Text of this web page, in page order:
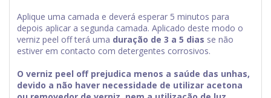
Aplique uma camada e deverá esperar 5 minutos para
depois aplicar a segunda camada. Aplicado deste modo o
verniz peel off terá uma duração de 3 a 5 dias se não
estiver em contacto com detergentes corrosivos.
O verniz peel off prejudica menos a saúde das unhas,
devido a não haver necessidade de utilizar acetona